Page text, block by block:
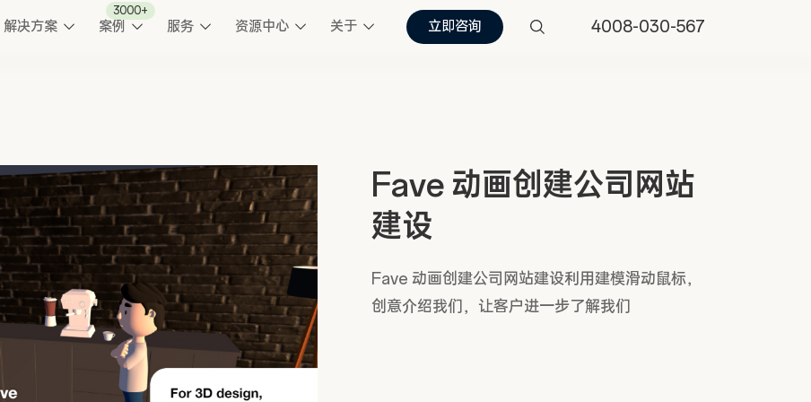
解决方案 案例
3000+
服务 资源中心 关于 立即咨询 4008-030-567
Fave 动画创建公司网站
建设
Fave 动画创建公司网站建设利用建模滑动鼠标，
创意介绍我们，让客户进一步了解我们